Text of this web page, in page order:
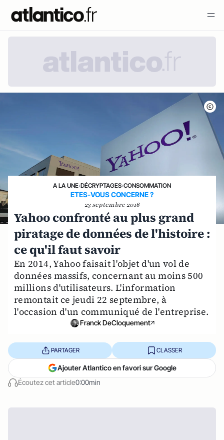
A LA UNE›DÉCRYPTAGES›CONSOMMATION
ETES-VOUS CONCERNE ?
23 septembre 2016
Yahoo confronté au plus grand
piratage de données de l'histoire :
ce qu'il faut savoir
En 2014, Yahoo faisait l'objet d'un vol de
données massifs, concernant au moins 500
millions d'utilisateurs. L'information
remontait ce jeudi 22 septembre, à
l'occasion d'un communiqué de l'entreprise.
Franck DeCloquement
Écoutez cet article0:00min
PARTAGER CLASSER
Ajouter Atlantico en favori sur Google